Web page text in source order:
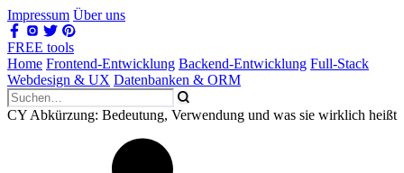
Impressum Über uns
FREE tools
Home Frontend-Entwicklung Backend-Entwicklung Full-Stack
Webdesign & UX Datenbanken & ORM
CY Abkürzung: Bedeutung, Verwendung und was sie wirklich heißt